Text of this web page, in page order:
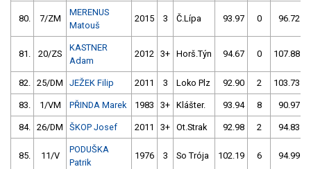
80. 7/ZM
MERENUS
Matouš
2015 3 Č.Lípa 93.97 0 96.72
81. 20/ZS
KASTNER
Adam
2012 3+ Horš.Týn 94.67 0 107.88
82. 25/DM JEŽEK Filip 2011 3 Loko Plz 92.90 2 103.73
83. 1/VM PŘINDA Marek 1983 3+ Klášter. 93.94 8 90.97
84. 26/DM ŠKOP Josef 2011 3+ Ot.Strak 92.98 2 94.83
85. 11/V
PODUŠKA
Patrik
1976 3 So Trója 102.19 6 94.99